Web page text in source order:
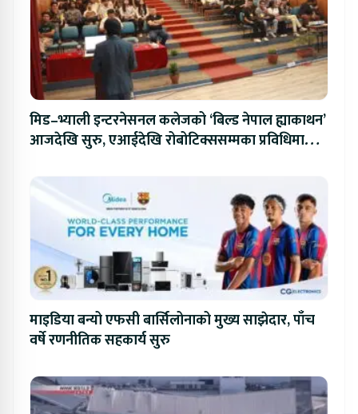
मिड–भ्याली इन्टरनेसनल कलेजको ‘बिल्ड नेपाल ह्याकाथन’
आजदेखि सुरु, एआईदेखि रोबोटिक्ससम्मका प्रविधिमा
माइडिया बन्यो एफसी बार्सिलोनाको मुख्य साझेदार, पाँच
वर्षे रणनीतिक सहकार्य सुरु